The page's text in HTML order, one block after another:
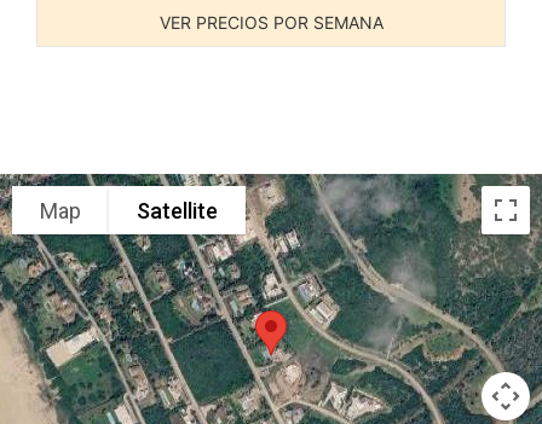
VER PRECIOS POR SEMANA
Map Satellite